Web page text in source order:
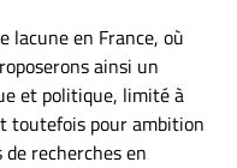
lacune en France, où
ainsi un
et politique, limité à
toutefois pour ambition
recherches en